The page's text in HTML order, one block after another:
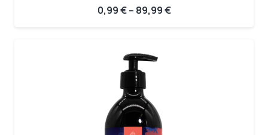
0,99€ – 89,99€Hinnavahemik:
0,99 €